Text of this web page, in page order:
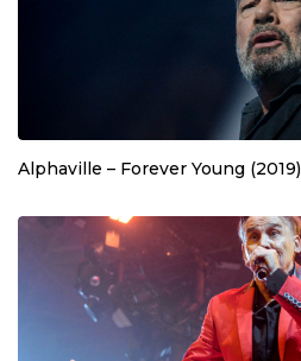
Alphaville – Forever Young (2019)